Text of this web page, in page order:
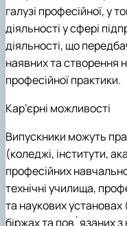
галузі професійної, у
діяльності у сфері
діяльності, що
наявних та створення
професійної практики.
Кар’єрні можливості
Випускники можуть
(коледжі, інститути,
професійних
технічні училища,
та наукових установах
біржах та пов`язаних